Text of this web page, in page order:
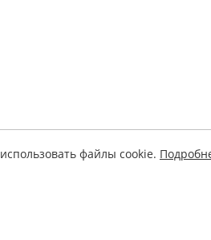
файлы cookie.